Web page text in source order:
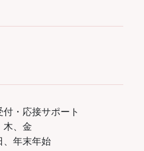
・応接サポート
木、金
年末年始